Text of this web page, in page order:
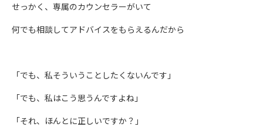
せっかく、専属のカウンセラーがいて
何でも相談してアドバイスをもらえるんだから
「でも、私そういうことしたくないんです」
「でも、私はこう思うんですよね」
「それ、ほんとに正しいですか？」